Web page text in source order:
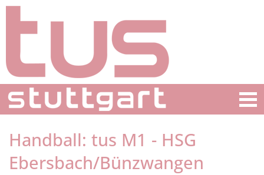
Handball: tus M1 - HSG
Ebersbach/Bünzwangen